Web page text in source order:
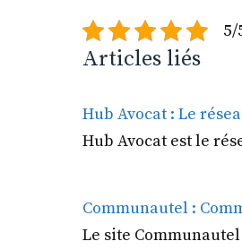
5/
Articles liés
Hub Avocat : Le
Hub Avocat est le
Communautel :
Le site